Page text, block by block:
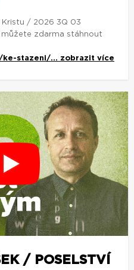
/ 2026 3Q 03
zdarma stáhnout
ke-stazeni/... zobrazit více
/ POSELSTVÍ